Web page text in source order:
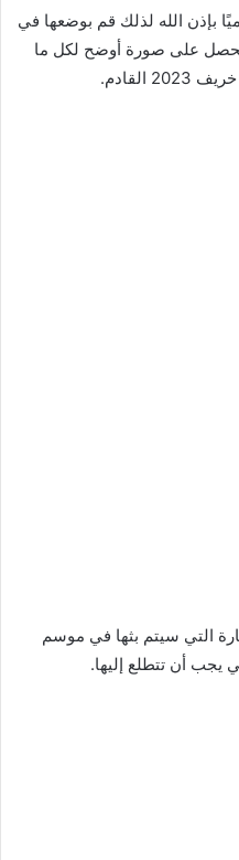
بإذن الله لذلك قم بوضعها في
على صورة أوضح لكل ما
التي سيتم بثها في موسم